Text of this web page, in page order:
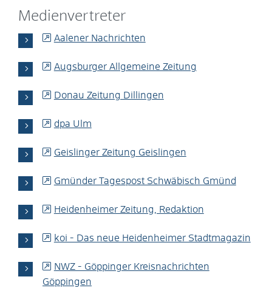
Medienvertreter
Aalener Nachrichten
Augsburger Allgemeine Zeitung
Donau Zeitung Dillingen
dpa Ulm
Geislinger Zeitung Geislingen
Gmünder Tagespost Schwäbisch Gmünd
Heidenheimer Zeitung, Redaktion
koi - Das neue Heidenheimer Stadtmagazin
NWZ - Göppinger Kreisnachrichten
Göppingen